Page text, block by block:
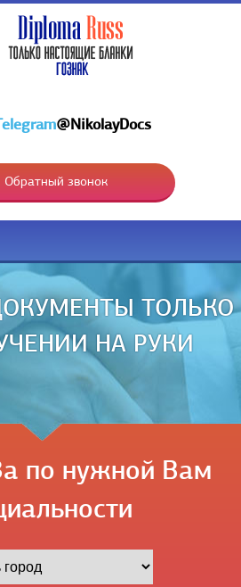
@NikolayDocs
Обратный звонок
ТОЛЬКО
НА РУКИ
по нужной Вам